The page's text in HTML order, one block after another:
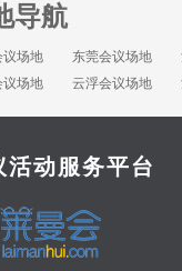
导航
议场地 东莞会议场地
议场地 云浮会议场地
活动服务平台